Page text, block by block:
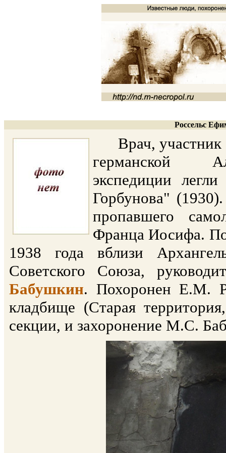
Россельс
Врач, участник
германской
экспедиции
Горбунова"
пропавшего
Франца Иосифа.
1938 года вблизи
Советского Союза,
Бабушкин. Похоронен Е.М.
кладбище (Старая
секции, и захоронение М.С.